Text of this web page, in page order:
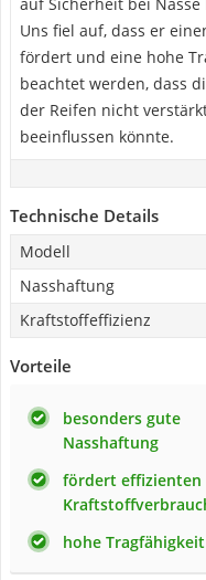
Uns fiel auf, dass er
fördert und eine hohe
beachtet werden, dass
der Reifen nicht
beeinflussen könnte.
Technische Details
Modell
Nasshaftung
Kraftstoffeffizienz
Vorteile
besonders gute
Nasshaftung
fördert effizienten
hohe Tragfähigkeit